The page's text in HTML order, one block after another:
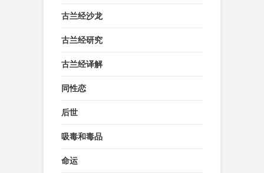
古兰经沙龙
古兰经研究
古兰经译解
同性恋
后世
吸毒和毒品
命运